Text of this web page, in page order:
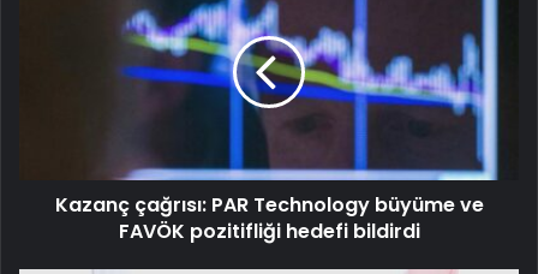
Kazanç çağrısı: PAR Technology büyüme ve
FAVÖK pozitifliği hedefi bildirdi